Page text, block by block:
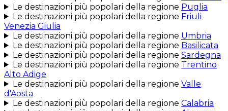
Le destinazioni più popolari della regione Puglia
Le destinazioni più popolari della regione Friuli
Venezia Giulia
Le destinazioni più popolari della regione Umbria
Le destinazioni più popolari della regione Basilicata
Le destinazioni più popolari della regione Sardegna
Le destinazioni più popolari della regione Trentino
Alto Adige
Le destinazioni più popolari della regione Valle
d'Aosta
Le destinazioni più popolari della regione Calabria